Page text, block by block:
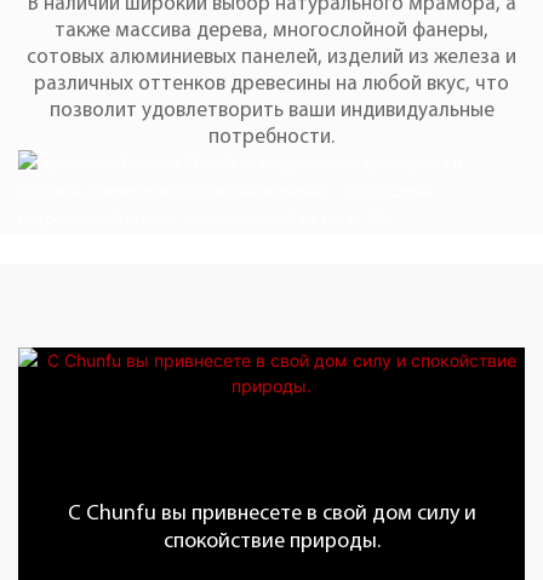
В наличии широкий выбор натурального мрамора, а
также массива дерева, многослойной фанеры,
сотовых алюминиевых панелей, изделий из железа и
различных оттенков древесины на любой вкус, что
позволит удовлетворить ваши индивидуальные
потребности.
С Chunfu вы привнесете в свой дом силу и
спокойствие природы.